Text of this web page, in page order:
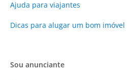
Ajuda para viajantes
Dicas para alugar um bom imóvel
Sou anunciante